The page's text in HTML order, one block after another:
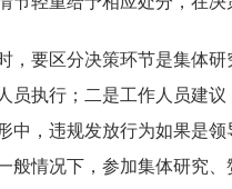
，要区分决策环节是集体
员执行；二是工作人员建
中，违规发放行为如果是
般情况下，参加集体研究